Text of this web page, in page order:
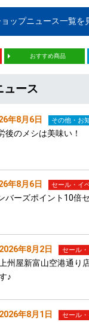
ョップニュース一覧を
おすすめ商品
ュース
年8月6日 その他・お
後のメシは美味い！
年8月6日 セール・イ
バーズポイント10倍
2026年8月2日 セール
州屋新富山空港通り
♪
2026年8月1日 セール